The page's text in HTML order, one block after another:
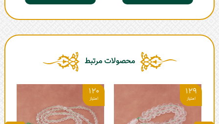
محصولات مرتبط
129
120